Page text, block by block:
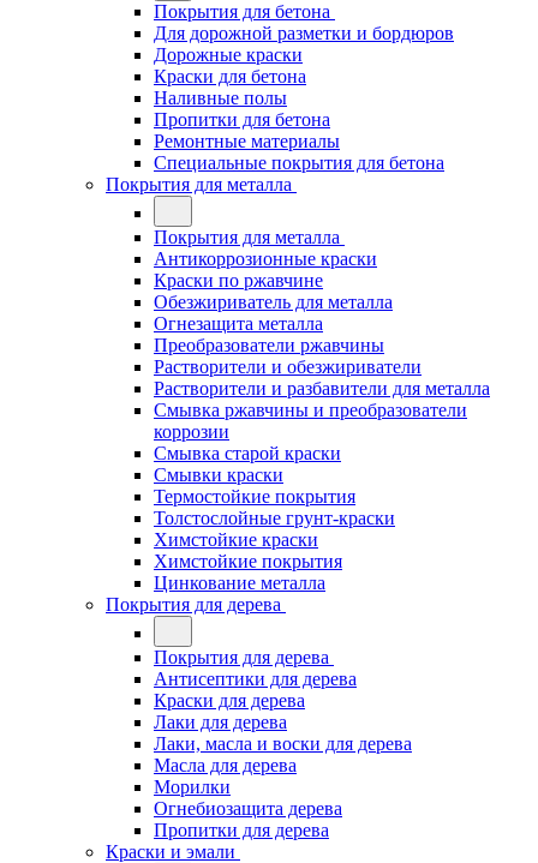
Покрытия для бетона
Для дорожной разметки и бордюров
Дорожные краски
Краски для бетона
Наливные полы
Пропитки для бетона
Ремонтные материалы
Специальные покрытия для бетона
Покрытия для металла
Покрытия для металла
Антикоррозионные краски
Краски по ржавчине
Обезжириватель для металла
Огнезащита металла
Преобразователи ржавчины
Растворители и обезжириватели
Растворители и разбавители для металла
Смывка ржавчины и преобразователи
коррозии
Смывка старой краски
Смывки краски
Термостойкие покрытия
Толстослойные грунт-краски
Химстойкие краски
Химстойкие покрытия
Цинкование металла
Покрытия для дерева
Покрытия для дерева
Антисептики для дерева
Краски для дерева
Лаки для дерева
Лаки, масла и воски для дерева
Масла для дерева
Морилки
Огнебиозащита дерева
Пропитки для дерева
Краски и эмали